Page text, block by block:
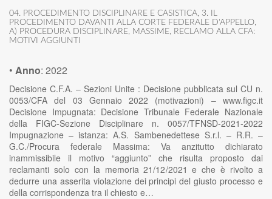
04. PROCEDIMENTO DISCIPLINARE E CASISTICA, 3. IL
PROCEDIMENTO DAVANTI ALLA CORTE FEDERALE D'APPELLO,
A) PROCEDURA DISCIPLINARE, MASSIME, RECLAMO ALLA CFA:
MOTIVI AGGIUNTI
• Anno: 2022
Decisione C.F.A. – Sezioni Unite : Decisione pubblicata sul CU n.
0053/CFA del 03 Gennaio 2022 (motivazioni) – www.figc.it
Decisione Impugnata: Decisione Tribunale Federale Nazionale
della FIGC-Sezione Disciplinare n. 0057/TFNSD-2021-2022
Impugnazione – istanza: A.S. Sambenedettese S.r.l. – R.R. –
G.C./Procura federale Massima: Va anzitutto dichiarato
inammissibile il motivo “aggiunto” che risulta proposto dai
reclamanti solo con la memoria 21/12/2021 e che è rivolto a
dedurre una asserita violazione dei principi del giusto processo e
della corrispondenza tra il chiesto e…